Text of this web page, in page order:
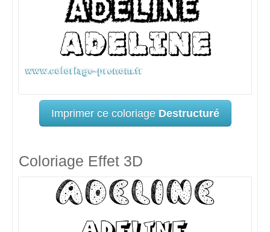
Imprimer ce coloriage Destructuré
Coloriage Effet 3D